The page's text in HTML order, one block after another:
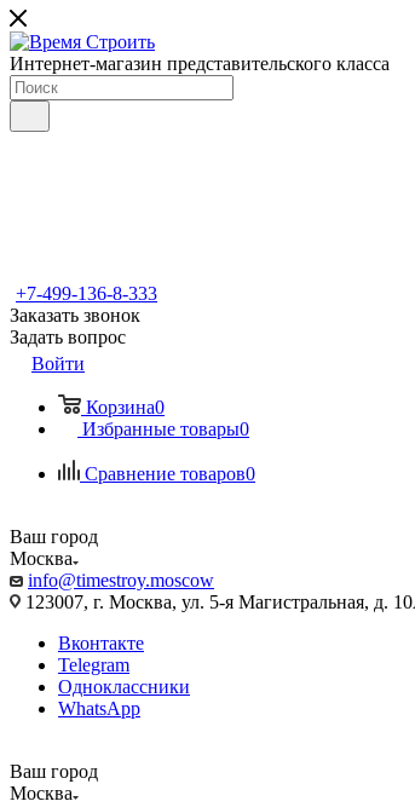
Интернет-магазин представительского класса
+7-499-136-8-333
Заказать звонок
Задать вопрос
Войти
Корзина0
Избранные товары0
Сравнение товаров0
Ваш город
Москва
info@timestroy.moscow
123007, г. Москва, ул. 5-я Магистральная, д.
Вконтакте
Telegram
Одноклассники
WhatsApp
Ваш город
Москва